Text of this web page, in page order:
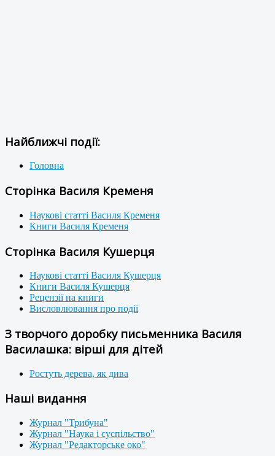
Найближчі події:
Головна
Сторінка Василя Кременя
Наукові статті Василя Кременя
Книги Василя Кременя
Сторінка Василя Кушерця
Наукові статті Василя Кушерця
Книги Василя Кушерця
Рецензії на книги
Висловлювання про події
З творчого доробку письменника Василя
Василашка: вірші для дітей
Ростуть дерева, як дива
Наші видання
Журнал "Трибуна"
Журнал "Наука і суспільство"
Журнал "Редакторське око"